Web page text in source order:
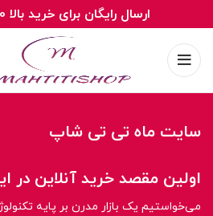
سایت ماه تی تی شاپ
اولین مقصد خرید آنلاین در
می‌خواستیم یک بازار مدرن بر پایه
ارسال رایگان برای خرید بالا 5,000,000 تومان